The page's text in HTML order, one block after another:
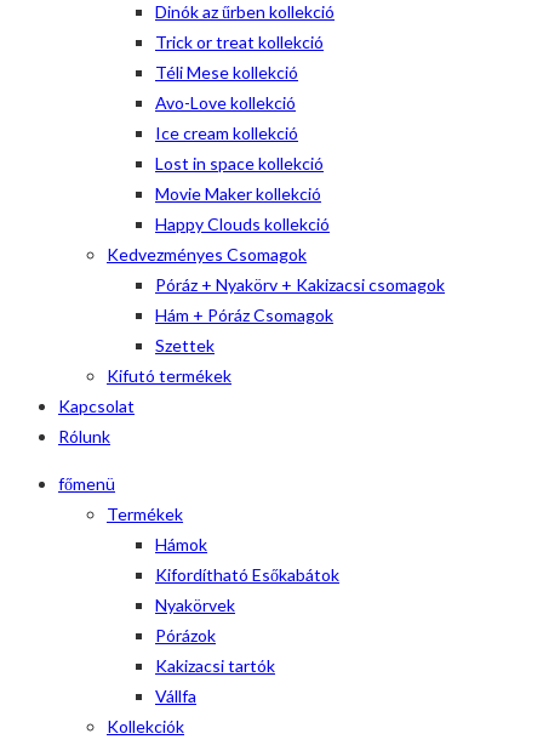
Dinók az űrben kollekció
Trick or treat kollekció
Téli Mese kollekció
Avo-Love kollekció
Ice cream kollekció
Lost in space kollekció
Movie Maker kollekció
Happy Clouds kollekció
Kedvezményes Csomagok
Póráz + Nyakörv + Kakizacsi csomagok
Hám + Póráz Csomagok
Szettek
Kifutó termékek
Kapcsolat
Rólunk
főmenü
Termékek
Hámok
Kifordítható Esőkabátok
Nyakörvek
Pórázok
Kakizacsi tartók
Vállfa
Kollekciók